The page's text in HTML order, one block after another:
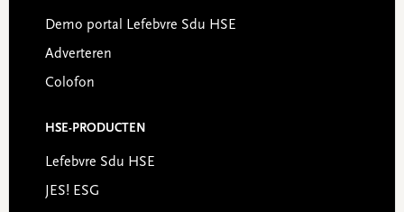
Demo portal Lefebvre Sdu HSE
Adverteren
Colofon
HSE-PRODUCTEN
Lefebvre Sdu HSE
JES! ESG